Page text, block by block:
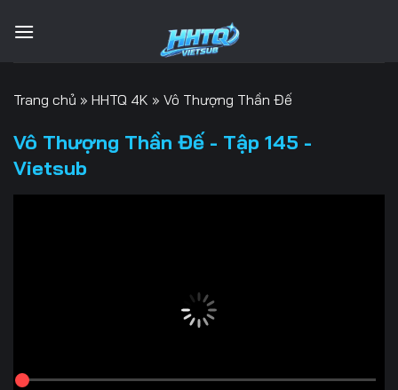
qua
Trang chủ » HHTQ 4K » Vô Thượng Thần Đế
Vô Thượng Thần Đế - Tập 145 -
Vietsub